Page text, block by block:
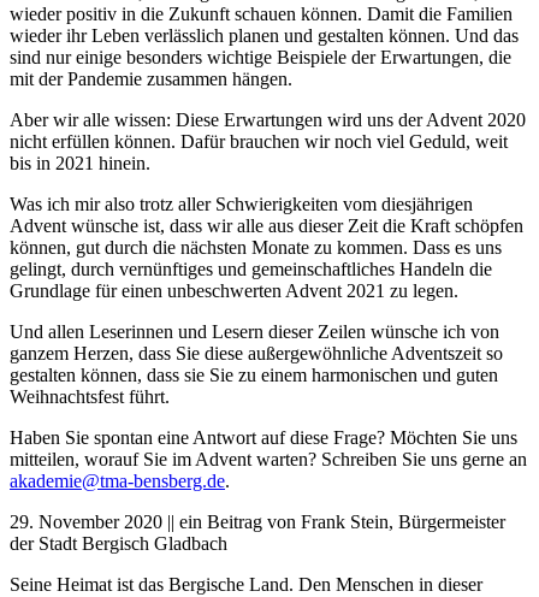
wieder positiv in die Zukunft schauen können. Damit die Familien
wieder ihr Leben verlässlich planen und gestalten können. Und das
sind nur einige besonders wichtige Beispiele der Erwartungen, die
mit der Pandemie zusammen hängen.
Aber wir alle wissen: Diese Erwartungen wird uns der Advent 2020
nicht erfüllen können. Dafür brauchen wir noch viel Geduld, weit
bis in 2021 hinein.
Was ich mir also trotz aller Schwierigkeiten vom diesjährigen
Advent wünsche ist, dass wir alle aus dieser Zeit die Kraft schöpfen
können, gut durch die nächsten Monate zu kommen. Dass es uns
gelingt, durch vernünftiges und gemeinschaftliches Handeln die
Grundlage für einen unbeschwerten Advent 2021 zu legen.
Und allen Leserinnen und Lesern dieser Zeilen wünsche ich von
ganzem Herzen, dass Sie diese außergewöhnliche Adventszeit so
gestalten können, dass sie Sie zu einem harmonischen und guten
Weihnachtsfest führt.
Haben Sie spontan eine Antwort auf diese Frage? Möchten Sie uns
mitteilen, worauf Sie im Advent warten? Schreiben Sie uns gerne an
akademie@tma-bensberg.de.
29. November 2020 || ein Beitrag von Frank Stein, Bürgermeister
der Stadt Bergisch Gladbach
Seine Heimat ist das Bergische Land. Den Menschen in dieser